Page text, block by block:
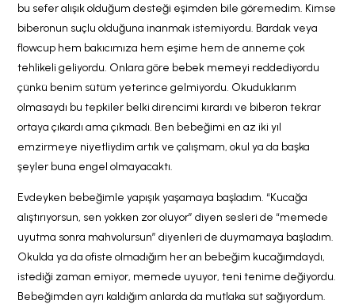
bu sefer alışık olduğum desteği eşimden bile göremedim. Kimse
biberonun suçlu olduğuna inanmak istemiyordu. Bardak veya
flowcup hem bakıcımıza hem eşime hem de anneme çok
tehlikeli geliyordu. Onlara göre bebek memeyi reddediyordu
çünkü benim sütüm yeterince gelmiyordu. Okuduklarım
olmasaydı bu tepkiler belki direncimi kırardı ve biberon tekrar
ortaya çıkardı ama çıkmadı. Ben bebeğimi en az iki yıl
emzirmeye niyetliydim artık ve çalışmam, okul ya da başka
şeyler buna engel olmayacaktı.
Evdeyken bebeğimle yapışık yaşamaya başladım. “Kucağa
alıştırıyorsun, sen yokken zor oluyor” diyen sesleri de “memede
uyutma sonra mahvolursun” diyenleri de duymamaya başladım.
Okulda ya da ofiste olmadığım her an bebeğim kucağımdaydı,
istediği zaman emiyor, memede uyuyor, teni tenime değiyordu.
Bebeğimden ayrı kaldığım anlarda da mutlaka süt sağıyordum.